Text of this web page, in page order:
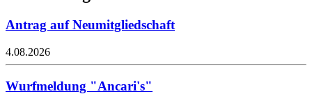
Antrag auf Neumitgliedschaft
4.08.2026
Wurfmeldung "Ancari's"